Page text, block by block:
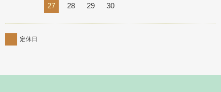
27 28 29 30
定休日